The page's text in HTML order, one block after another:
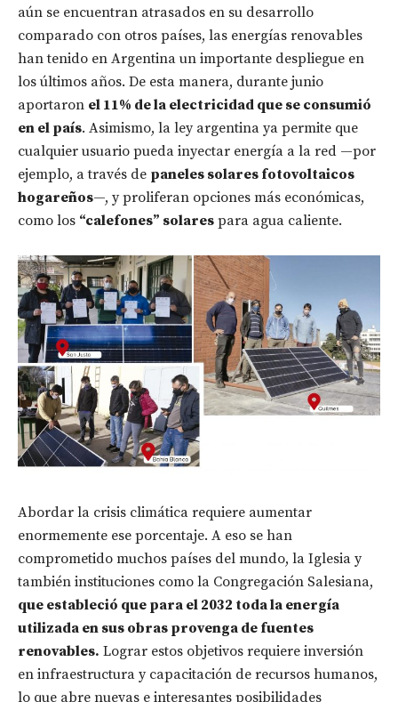
aún se encuentran atrasados en su desarrollo
comparado con otros países, las energías renovables
han tenido en Argentina un importante despliegue en
los últimos años. De esta manera, durante junio
aportaron el 11% de la electricidad que se consumió
en el país. Asimismo, la ley argentina ya permite que
cualquier usuario pueda inyectar energía a la red —por
ejemplo, a través de paneles solares fotovoltaicos
hogareños—, y proliferan opciones más económicas,
como los “calefones” solares para agua caliente.
Abordar la crisis climática requiere aumentar
enormemente ese porcentaje. A eso se han
comprometido muchos países del mundo, la Iglesia y
también instituciones como la Congregación Salesiana,
que estableció que para el 2032 toda la energía
utilizada en sus obras provenga de fuentes
renovables. Lograr estos objetivos requiere inversión
en infraestructura y capacitación de recursos humanos,
lo que abre nuevas e interesantes posibilidades